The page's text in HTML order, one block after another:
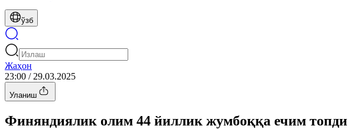
ўзб
Жаҳон
23:00 / 29.03.2025
Уланиш
Финяндиялик олим 44 йиллик жумбоққа ечим топди